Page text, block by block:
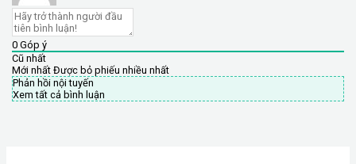
0Góp ý
Cũ nhất
Mới nhất Được bỏ phiếu nhiều nhất
Phản hồi nội tuyến
Xem tất cả bình luận